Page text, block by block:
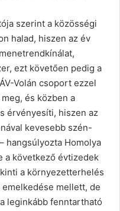
szerint a közösségi
halad, hiszen az év
ezt követően pedig a
Volán csoport ezzel
és közben a
érvényesíti, hiszen az
kevesebb szén-
hangsúlyozta Homolya
a következő évtizedek
a környezetterhelés
mellett, de
leginkább fenntartható